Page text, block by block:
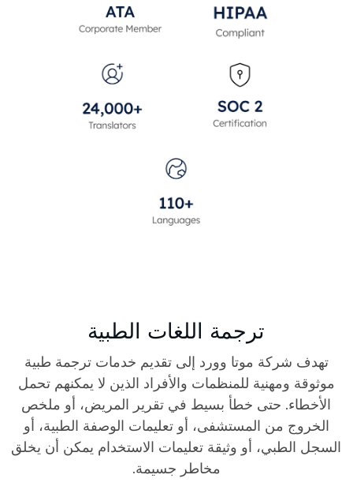
ترجمة اللغات الطبية
تهدف شركة موتا وورد إلى تقديم خدمات ترجمة طبية
موثوقة ومهنية للمنظمات والأفراد الذين لا يمكنهم تحمل
الأخطاء. حتى خطأ بسيط في تقرير المريض، أو ملخص
الخروج من المستشفى، أو تعليمات الوصفة الطبية، أو
السجل الطبي، أو وثيقة تعليمات الاستخدام يمكن أن يخلق
مخاطر جسيمة.